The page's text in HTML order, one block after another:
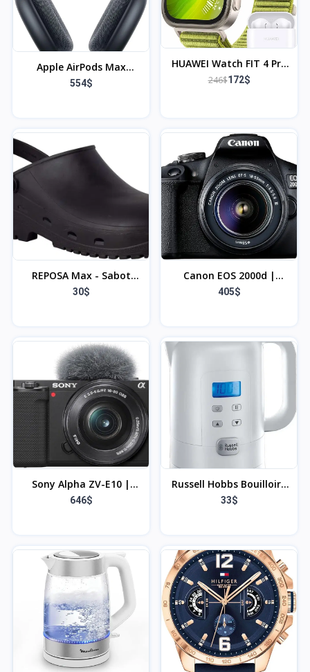
Apple AirPods Max
Casque Circum-
de Niveau Pro, Mode
Transparence, Audio
Spatial personnalisé,
Recharge USB C, Minuit
554$
HUAWEI Watch FIT 4 Pro
Montre connectée, +
Verre Saphir, Bordure en
Alliage de Titane, Suivi
de la santé, ECG,
Garantie prolongée de 6
Mois, Vert
246$172$
REPOSA Max - Sabot
Femme et Homme Léger,
Infirmiere Unisex,
Anatomique, Sangle
Rabattable - Chaussure
Medicale et Sanitaire
avec SRC Semelle
Antidérapante
30$
Canon EOS 2000d |
Appareil Photo Réflex +
55mm f/3,5-5,6 DC III,
405$
Sony Alpha ZV-E10 |
Appareil photo vidéo
16-50mm f/3.5-5.6 (écran
orientable pour le
vlogging, vidéo 4K,
autofocus en temps réel
sur les yeux) Gris
646$
Russell Hobbs Bouilloire
électrique [Réglage
pour lait et aliments
pour bébés, thés & plus]
Precision Control (1,7L,
2200W, écran LCD,
maintien au chaud)
21150-70
33$